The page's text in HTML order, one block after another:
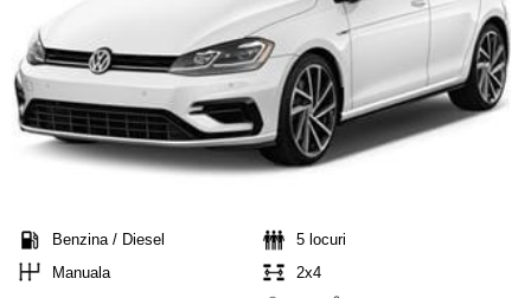
Benzina / Diesel
5 locuri
Manuala
2x4